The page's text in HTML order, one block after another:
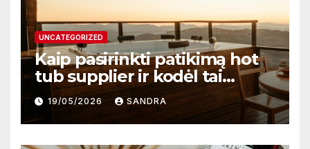
UNCATEGORIZED
Kaip pasirinkti patikimą hot
tub supplier ir kodėl tai
svarbu?
19/05/2026 SANDRA